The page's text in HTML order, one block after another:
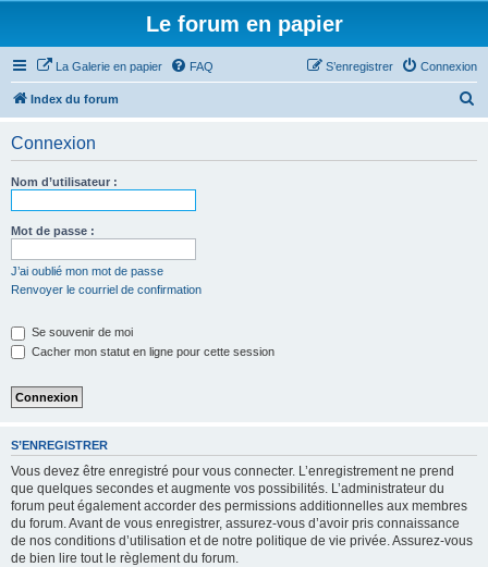
Le forum en papier
La Galerie en papier FAQ Connexion
S’enregistrer
Index du forum
Connexion
Nom d’utilisateur :
Mot de passe :
J’ai oublié mon mot de passe
Renvoyer le courriel de confirmation
Se souvenir de moi
Cacher mon statut en ligne pour cette session
S’ENREGISTRER
Vous devez être enregistré pour vous connecter. L’enregistrement ne prend
que quelques secondes et augmente vos possibilités. L’administrateur du
forum peut également accorder des permissions additionnelles aux membres
du forum. Avant de vous enregistrer, assurez-vous d’avoir pris connaissance
de nos conditions d’utilisation et de notre politique de vie privée. Assurez-vous
de bien lire tout le règlement du forum.